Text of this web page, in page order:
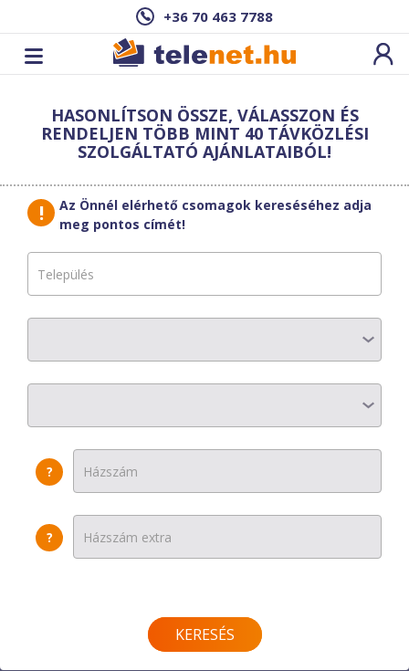
+36 70 463 7788
Ez a csomag sajnos nem elérhető az Ön
címén.Megnézem másik címen!
vissza a szolgáltatásokhoz
Moson Telecom
Média S
Beltéri egység:
Egyszeri díj:
0 Ft/hó
HASONLÍTSON ÖSSZE, VÁLASSZON ÉS
RENDELJEN TÖBB MINT 40 TÁVKÖZLÉSI
SZOLGÁLTATÓ AJÁNLATAIBÓL!
Az Önnél elérhető csomagok kereséséhez adja
meg pontos címét!
?
?
KERESÉS